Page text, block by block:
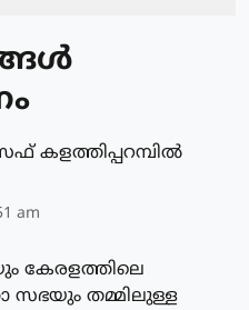
കളത്തിപ്പറമ്പിൽ
am
കേരളത്തിലെ
സഭയും തമ്മിലുള്ള